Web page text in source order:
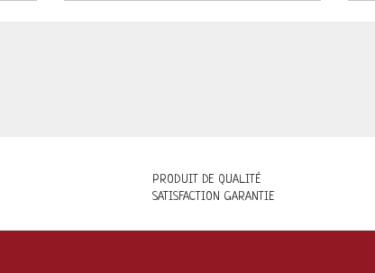
PRODUIT DE QUALITÉ
SATISFACTION GARANTIE